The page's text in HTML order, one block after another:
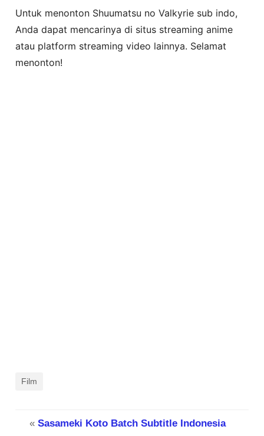
Untuk menonton Shuumatsu no Valkyrie sub indo,
Anda dapat mencarinya di situs streaming anime
atau platform streaming video lainnya. Selamat
menonton!
Film
« Sasameki Koto Batch Subtitle Indonesia